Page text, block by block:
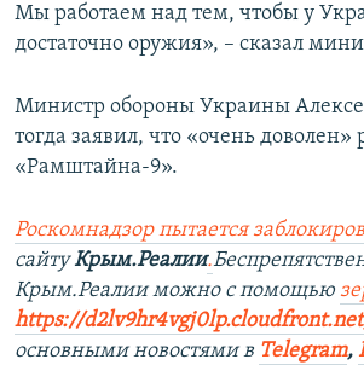
Мы работаем над тем, чтобы у
достаточно оружия», – сказал
Министр обороны Украины
тогда заявил, что «очень доволен»
«Рамштайна-9».
Роскомнадзор пытается
сайтуКрым.Реалии.
Крым.Реалии можно с помощью
https://d2lv9hr4vgj0lp.cloudfront.net
основными новостями в Telegram,